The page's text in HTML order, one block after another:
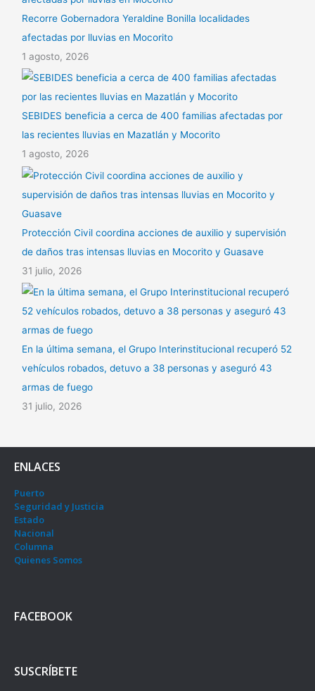
Recorre Gobernadora Yeraldine Bonilla localidades
afectadas por lluvias en Mocorito
1 agosto, 2026
SEBIDES beneficia a cerca de 400 familias afectadas por
las recientes lluvias en Mazatlán y Mocorito
1 agosto, 2026
Protección Civil coordina acciones de auxilio y supervisión
de daños tras intensas lluvias en Mocorito y Guasave
31 julio, 2026
En la última semana, el Grupo Interinstitucional recuperó 52
vehículos robados, detuvo a 38 personas y aseguró 43
armas de fuego
31 julio, 2026
ENLACES
Puerto
Seguridad y Justicia
Estado
Nacional
Columna
Quienes Somos
FACEBOOK
SUSCRÍBETE